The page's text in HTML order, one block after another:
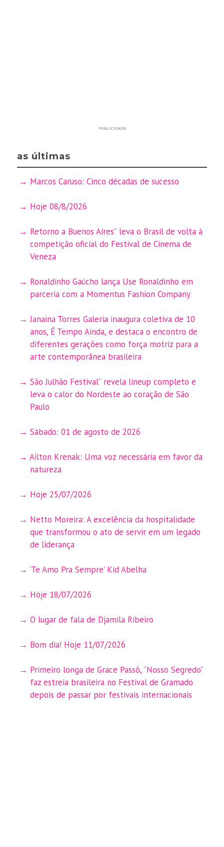
PUBLICIDADE
as últimas
Marcos Caruso: Cinco décadas de sucesso
Hoje 08/8/2026
Retorno a Buenos Aires” leva o Brasil de volta à
competição oficial do Festival de Cinema de
Veneza
Ronaldinho Gaúcho lança Use Ronaldinho em
parceria com a Momentus Fashion Company
Janaina Torres Galeria inaugura coletiva de 10
anos, É Tempo Ainda, e destaca o encontro de
diferentes gerações como força motriz para a
arte contemporânea brasileira
São Julhão Festival” revela lineup completo e
leva o calor do Nordeste ao coração de São
Paulo
Sábado: 01 de agosto de 2026
Ailton Krenak: Uma voz necessária em favor da
natureza
Hoje 25/07/2026
Netto Moreira: A excelência da hospitalidade
que transformou o ato de servir em um legado
de liderança
‘Te Amo Pra Sempre’ Kid Abelha
Hoje 18/07/2026
O lugar de fala de Djamila Ribeiro
Bom dia! Hoje 11/07/2026
Primeiro longa de Grace Passô, “Nosso Segredo”
faz estreia brasileira no Festival de Gramado
depois de passar por festivais internacionais